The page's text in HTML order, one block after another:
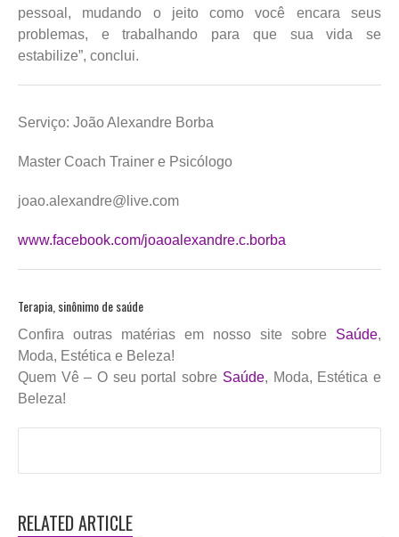
pessoal, mudando o jeito como você encara seus
problemas, e trabalhando para que sua vida se
estabilize”, conclui.
Serviço: João Alexandre Borba
Master Coach Trainer e Psicólogo
joao.alexandre@live.com
www.facebook.com/joaoalexandre.c.borba
Terapia, sinônimo de saúde
Confira outras matérias em nosso site sobre Saúde,
Moda, Estética e Beleza!
Quem Vê – O seu portal sobre Saúde, Moda, Estética e
Beleza!
RELATED ARTICLE